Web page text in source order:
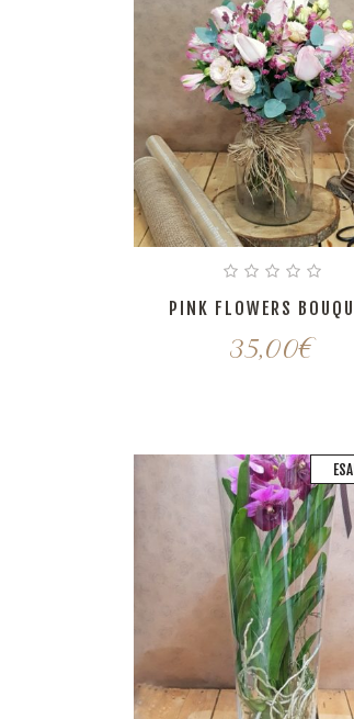
PINK FLOWERS
35,00€